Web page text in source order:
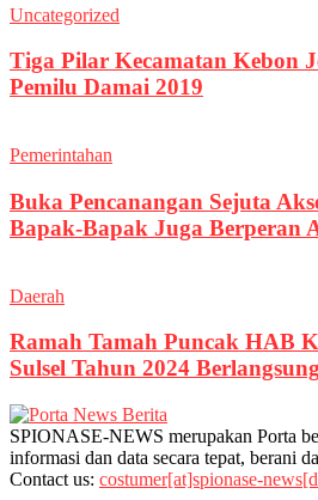
Uncategorized
Tiga Pilar Kecamatan Kebon
Pemilu Damai 2019
Pemerintahan
Buka Pencanangan Sejuta
Bapak-Bapak Juga Berperan
Daerah
Ramah Tamah Puncak HAB
Sulsel Tahun 2024
SPIONASE-NEWS merupakan Porta
informasi dan data secara tepat, berani
Contact us: costumer[at]spionase-